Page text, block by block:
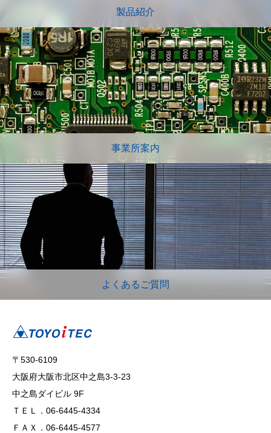
製品紹介
事業所案内
よくあるご質問
〒530-6109
大阪府大阪市北区中之島3-3-23
中之島ダイビル 9F
ＴＥＬ．06-6445-4334
ＦＡＸ．06-6445-4577